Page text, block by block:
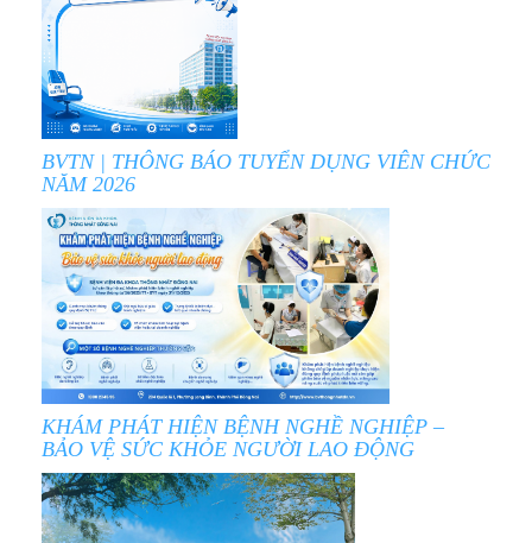
BVTN | THÔNG BÁO TUYỂN DỤNG VIÊN CHỨC
NĂM 2026
KHÁM PHÁT HIỆN BỆNH NGHỀ NGHIỆP –
BẢO VỆ SỨC KHỎE NGƯỜI LAO ĐỘNG